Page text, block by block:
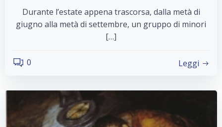
Durante l’estate appena trascorsa, dalla metà di
giugno alla metà di settembre, un gruppo di minori
[…]
0 Leggi